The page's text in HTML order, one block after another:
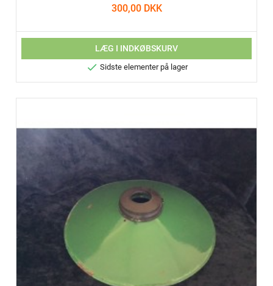
300,00 DKK
LÆG I INDKØBSKURV
 Sidste elementer på lager